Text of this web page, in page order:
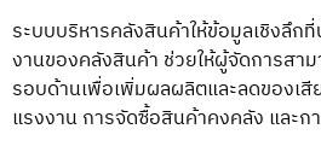
ระบบบริหารคลังสินค้าให้ข้อมูลเชิงลึก
งานของคลังสินค้า ช่วยให้ผู้จัดการสา
รอบด้านเพื่อเพิ่มผลผลิตและลดของเ
แรงงาน การจัดซื้อสินค้าคงคลัง และ